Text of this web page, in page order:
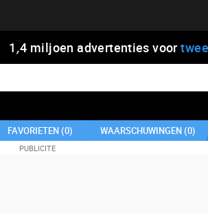
1 ,4 miljoen advertenties voor
FAVORIETEN (0) WAARSCHUWINGEN (0)